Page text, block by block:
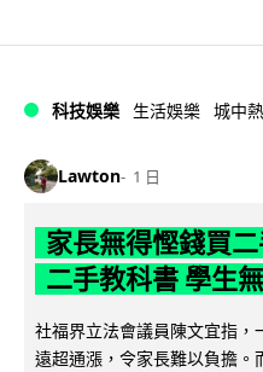
科技娛樂 生活娛樂 城中
Lawton 1 日
家長無得慳錢買
二手教科書 學生
社福界立法會議員陳文宜指
遠超通漲，令家長難以負擔。